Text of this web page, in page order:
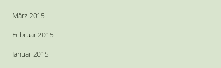
März 2015
Februar 2015
Januar 2015